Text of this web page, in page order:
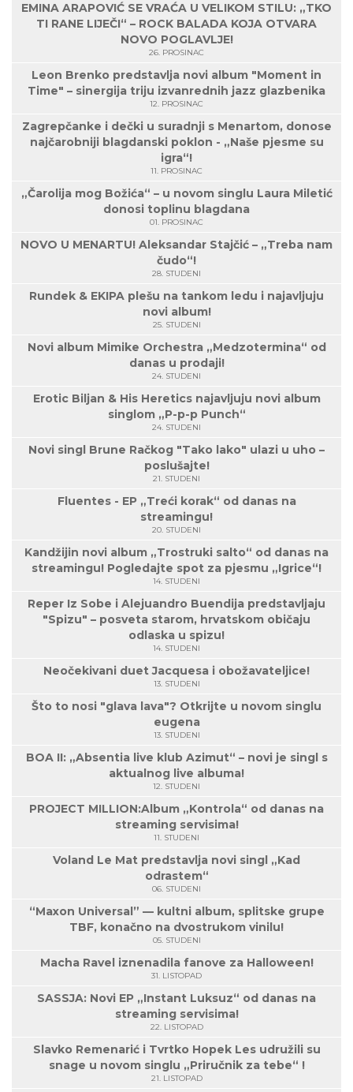
EMINA ARAPOVIĆ SE VRAĆA U VELIKOM STILU: „TKO
TI RANE LIJEČI“ – ROCK BALADA KOJA OTVARA
NOVO POGLAVLJE!
26. PROSINAC
Leon Brenko predstavlja novi album "Moment in
Time" – sinergija triju izvanrednih jazz glazbenika
12. PROSINAC
Zagrepčanke i dečki u suradnji s Menartom, donose
najčarobniji blagdanski poklon - „Naše pjesme su
igra“!
11. PROSINAC
„Čarolija mog Božića“ – u novom singlu Laura Miletić
donosi toplinu blagdana
01. PROSINAC
NOVO U MENARTU! Aleksandar Stajčić – „Treba nam
čudo“!
28. STUDENI
Rundek & EKIPA plešu na tankom ledu i najavljuju
novi album!
25. STUDENI
Novi album Mimike Orchestra „Medzotermina“ od
danas u prodaji!
24. STUDENI
Erotic Biljan & His Heretics najavljuju novi album
singlom „P-p-p Punch“
24. STUDENI
Novi singl Brune Račkog "Tako lako" ulazi u uho –
poslušajte!
21. STUDENI
Fluentes - EP „Treći korak“ od danas na
streamingu!
20. STUDENI
Kandžijin novi album „Trostruki salto“ od danas na
streamingu! Pogledajte spot za pjesmu „Igrice“!
14. STUDENI
Reper Iz Sobe i Alejuandro Buendija predstavljaju
"Spizu" – posveta starom, hrvatskom običaju
odlaska u spizu!
14. STUDENI
Neočekivani duet Jacquesa i obožavateljice!
13. STUDENI
Što to nosi "glava lava"? Otkrijte u novom singlu
eugena
13. STUDENI
BOA II: „Absentia live klub Azimut“ – novi je singl s
aktualnog live albuma!
12. STUDENI
PROJECT MILLION:Album „Kontrola“ od danas na
streaming servisima!
11. STUDENI
Voland Le Mat predstavlja novi singl „Kad
odrastem“
06. STUDENI
“Maxon Universal” — kultni album, splitske grupe
TBF, konačno na dvostrukom vinilu!
05. STUDENI
Macha Ravel iznenadila fanove za Halloween!
31. LISTOPAD
SASSJA: Novi EP „Instant Luksuz“ od danas na
streaming servisima!
22. LISTOPAD
Slavko Remenarić i Tvrtko Hopek Les udružili su
snage u novom singlu „Priručnik za tebe“ !
21. LISTOPAD